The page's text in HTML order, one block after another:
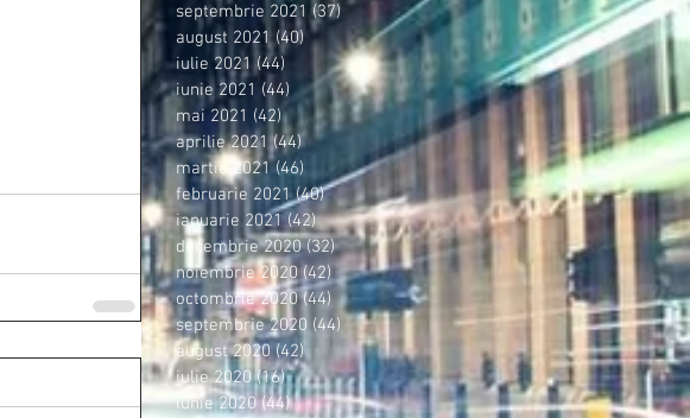
septembrie 2021 (37) 37 postări
august 2021 (40) 40 postări
iulie 2021 (44) 44 postări
iunie 2021 (44) 44 postări
mai 2021 (42)42 postări
aprilie 2021 (44)44 postări
martie 2021 (46) 46 postări
februarie 2021 (40)40 postări
ianuarie 2021 (42)42 postări
decembrie 2020 (32)32 postări
noiembrie 2020 (42)42 postări
octombrie 2020 (44) 44 postări
septembrie 2020 (44) 44 postări
august 2020 (42)42 postări
iulie 2020 (16)16 postări
iunie 2020 (44)44 postări